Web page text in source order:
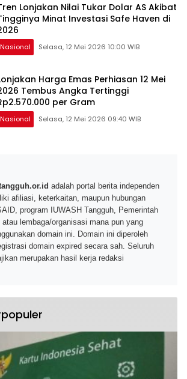
Lonjakan Nilai Tukar Dolar AS Akibat
Minat Investasi Safe Haven di
Nasional Selasa, 12 Mei 2026 10:00 WIB
Harga Emas Perhiasan 12 Mei
Tembus Angka Tertinggi
per Gram
Nasional Selasa, 12 Mei 2026 09:40 WIB
adalah portal berita independen
afiliasi, keterkaitan, maupun hubungan
program IUWASH Tangguh, Pemerintah
lembaga/organisasi mana pun yang
domain ini. Domain ini diperoleh
domain expired secara sah. Seluruh
merupakan hasil kerja redaksi